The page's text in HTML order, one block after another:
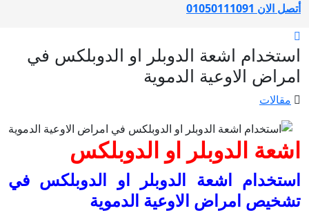
أتصل الان 01050111091
استخدام اشعة الدوبلر او الدوبلكس في
امراض الاوعية الدموية
مقالات
اشعة الدوبلر او الدوبلكس
استخدام اشعة الدوبلر او الدوبلكس في
تشخيص امراض الاوعية الدموية